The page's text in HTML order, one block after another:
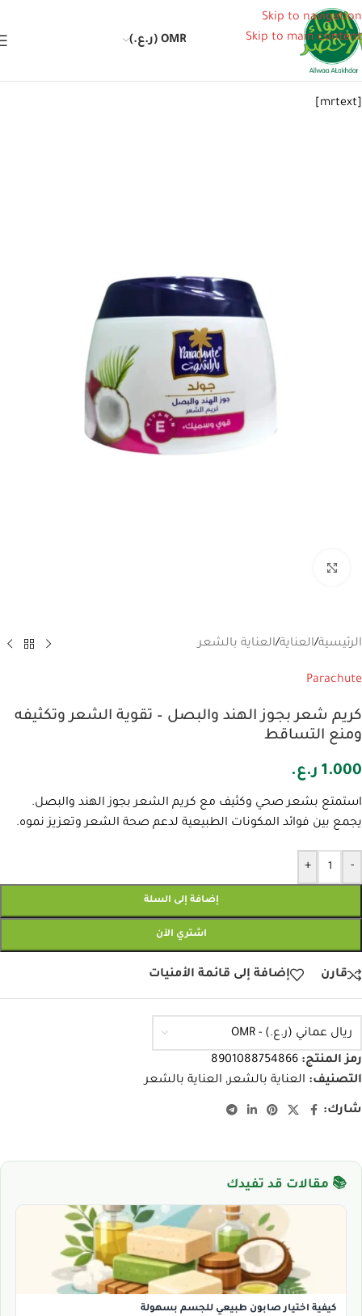
Skip to navigation
Skip to main content
OMR (ر.ع.)
[mrtext]
الرئيسية/العناية/العناية بالشعر
Parachute
كريم شعر بجوز الهند والبصل – تقوية الشعر وتكثيفه
ومنع التساقط
1.000 ر.ع.
استمتع بشعر صحي وكثيف مع كريم الشعر بجوز الهند والبصل.
يجمع بين فوائد المكونات الطبيعية لدعم صحة الشعر وتعزيز نموه.
-
+
إضافة إلى السلة
اشتري الآن
قارن إضافة إلى قائمة الأمنيات
ريال عماني (ر.ع.) - OMR
رمز المنتج: 8901088754866
التصنيف: العناية بالشعر, العناية بالشعر
شارك:
📚 مقالات قد تفيدك
كيفية اختيار صابون طبيعي للجسم بسهولة